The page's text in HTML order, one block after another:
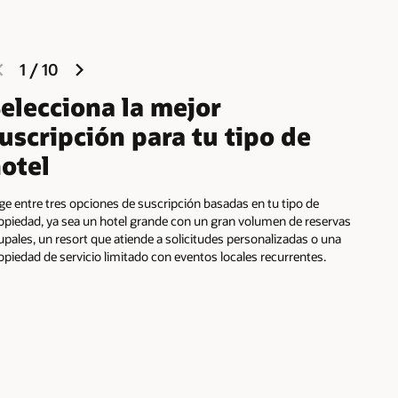
previous
slide
1 /10
la mejor
para tu tipo de
entre tres opciones de suscripción basadas en tu tipo de
ya sea un hotel grande con un gran volumen de reservas
un resort que atiende a solicitudes personalizadas o una
de servicio limitado con eventos locales recurrentes.